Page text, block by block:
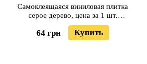
Самоклеящаяся виниловая плитка
серое дерево, цена за 1 шт.
(СВП-001) Матовая SW-00000283
64 грн Купить